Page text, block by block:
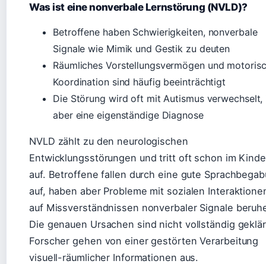
Was ist eine nonverbale Lernstörung (NVLD)?
Betroffene haben Schwierigkeiten, nonverbale
Signale wie Mimik und Gestik zu deuten
Räumliches Vorstellungsvermögen und
Koordination sind häufig beeinträchtigt
Die Störung wird oft mit Autismus verwechselt,
aber eine eigenständige Diagnose
NVLD zählt zu den neurologischen
Entwicklungsstörungen und tritt oft schon im
auf. Betroffene fallen durch eine gute
auf, haben aber Probleme mit sozialen
auf Missverständnissen nonverbaler Signale
Die genauen Ursachen sind nicht vollständig
Forscher gehen von einer gestörten Verarbeitung
visuell-räumlicher Informationen aus.